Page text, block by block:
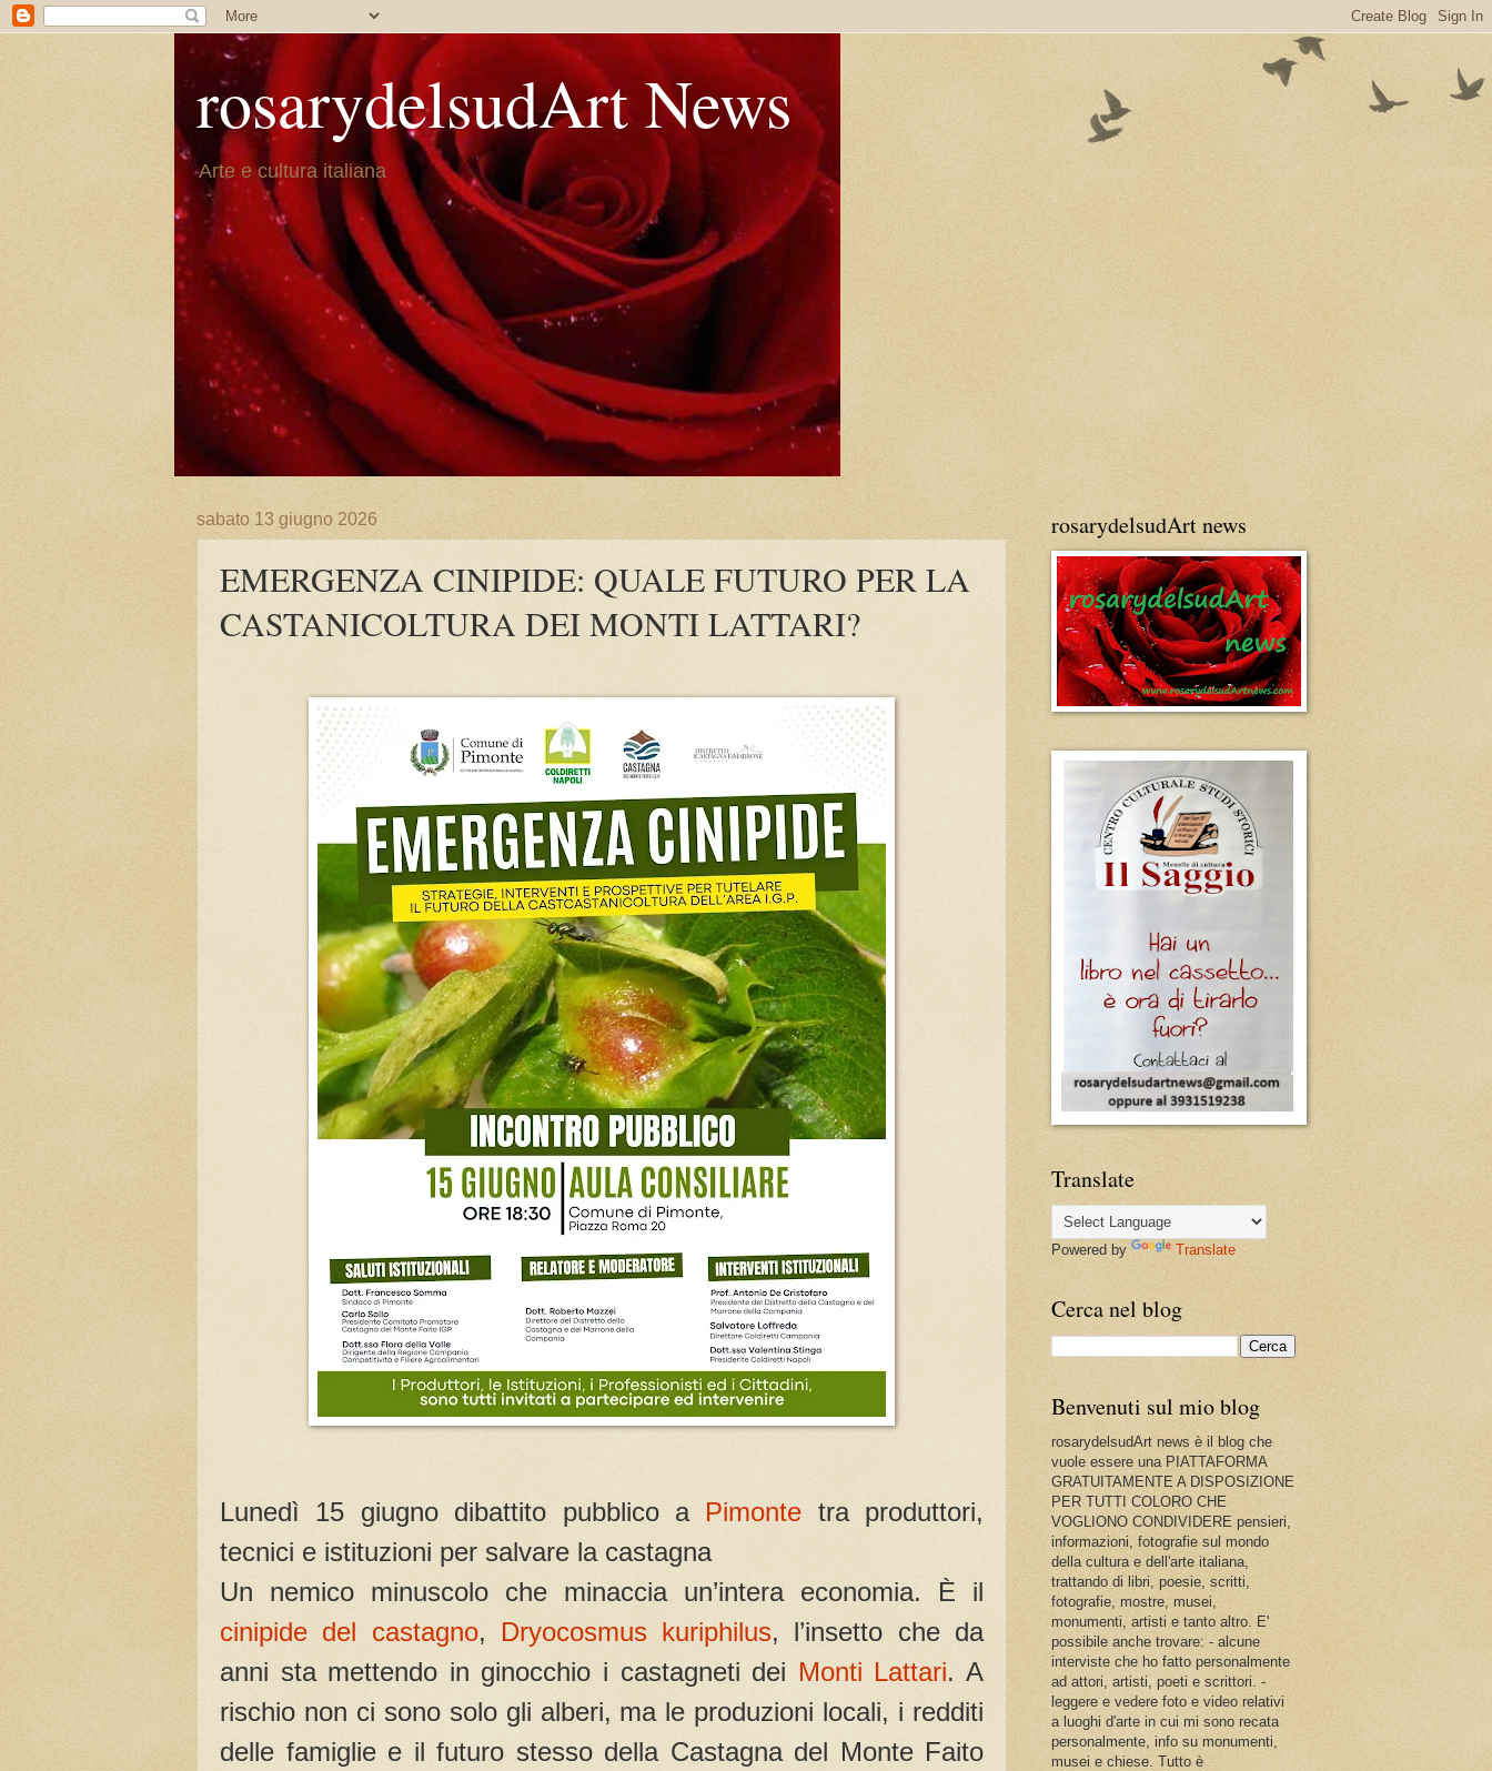
rosarydelsudArt News
Arte e cultura italiana
sabato 13 giugno 2026
EMERGENZA CINIPIDE: QUALE FUTURO PER LA
CASTANICOLTURA DEI MONTI LATTARI?
Lunedì 15 giugno dibattito pubblico a Pimonte tra produttori,
tecnici e istituzioni per salvare la castagna
Un nemico minuscolo che minaccia un’intera economia. È il
cinipide del castagno, Dryocosmus kuriphilus, l’insetto che da
anni sta mettendo in ginocchio i castagneti dei Monti Lattari. A
rischio non ci sono solo gli alberi, ma le produzioni locali, i redditi
delle famiglie e il futuro stesso della Castagna del Monte Faito
rosarydelsudArt news
Translate
Powered by Translate
Cerca nel blog
Benvenuti sul mio blog
rosarydelsudArt news è il blog che
vuole essere una PIATTAFORMA
GRATUITAMENTE A DISPOSIZIONE
PER TUTTI COLORO CHE
VOGLIONO CONDIVIDERE pensieri,
informazioni, fotografie sul mondo
della cultura e dell'arte italiana,
trattando di libri, poesie, scritti,
fotografie, mostre, musei,
monumenti, artisti e tanto altro. E'
possibile anche trovare: - alcune
interviste che ho fatto personalmente
ad attori, artisti, poeti e scrittori. -
leggere e vedere foto e video relativi
a luoghi d'arte in cui mi sono recata
personalmente, info su monumenti,
musei e chiese. Tutto è